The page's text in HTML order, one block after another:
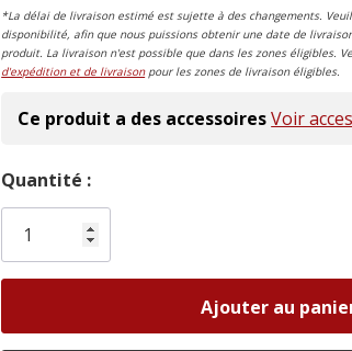
*La délai de livraison estimé est sujette à des changements.
disponibilité, afin que nous puissions obtenir une date de
produit. La livraison n'est possible que dans les zones éligibles.
d'expédition et de livraisonpour les zones de livraison éligibles.
Ce produit a des accessoiresVoir
Dépêchez-
vous!
plus
Quantité :